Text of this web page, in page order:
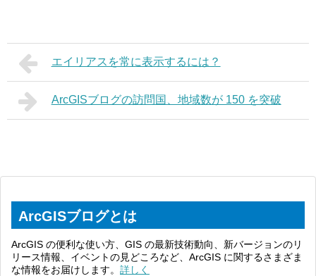
エイリアスを常に表示するには？
ArcGISブログの訪問国、地域数が 150 を突破
ArcGISブログとは
ArcGIS の便利な使い方、GIS の最新技術動向、新バージョンのリ
リース情報、イベントの見どころなど、ArcGIS に関するさまざま
な情報をお届けします。 詳しく